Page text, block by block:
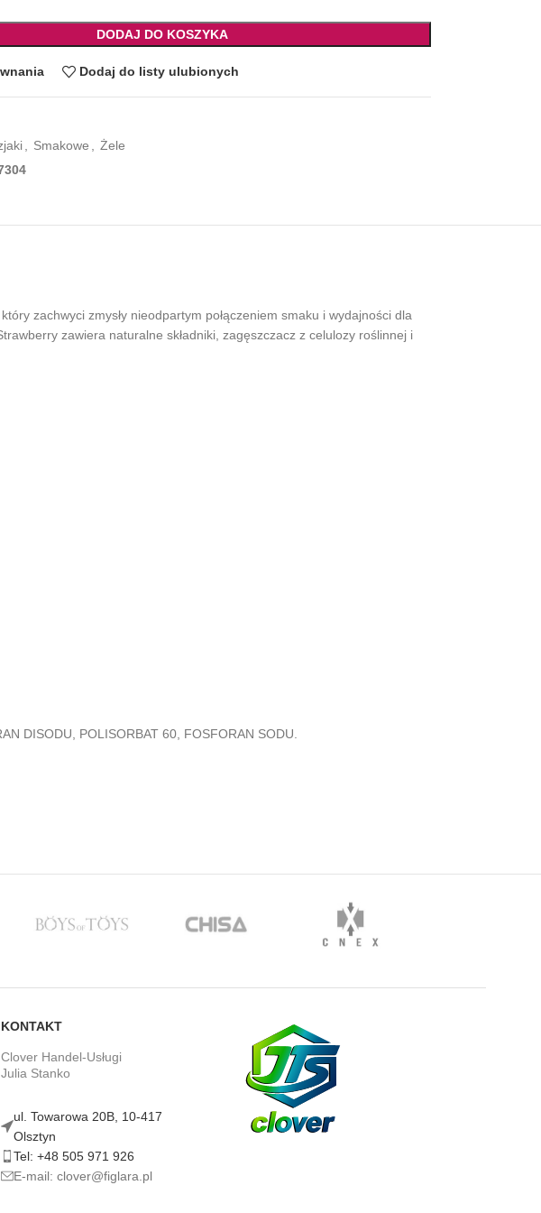
DODAJ DO KOSZYKA
Dodaj do listy ulubionych
Smakowe
Żele
zachwyci zmysły nieodpartym połączeniem smaku i wydajności dla
zawiera naturalne składniki, zagęszczacz z celulozy roślinnej i
DISODU, POLISORBAT 60, FOSFORAN SODU.
KONTAKT
Clover Handel-Usługi
Julia Stanko
ul. Towarowa 20B, 10-417
Olsztyn
Tel: +48 505 971 926
E-mail: clover@figlara.pl